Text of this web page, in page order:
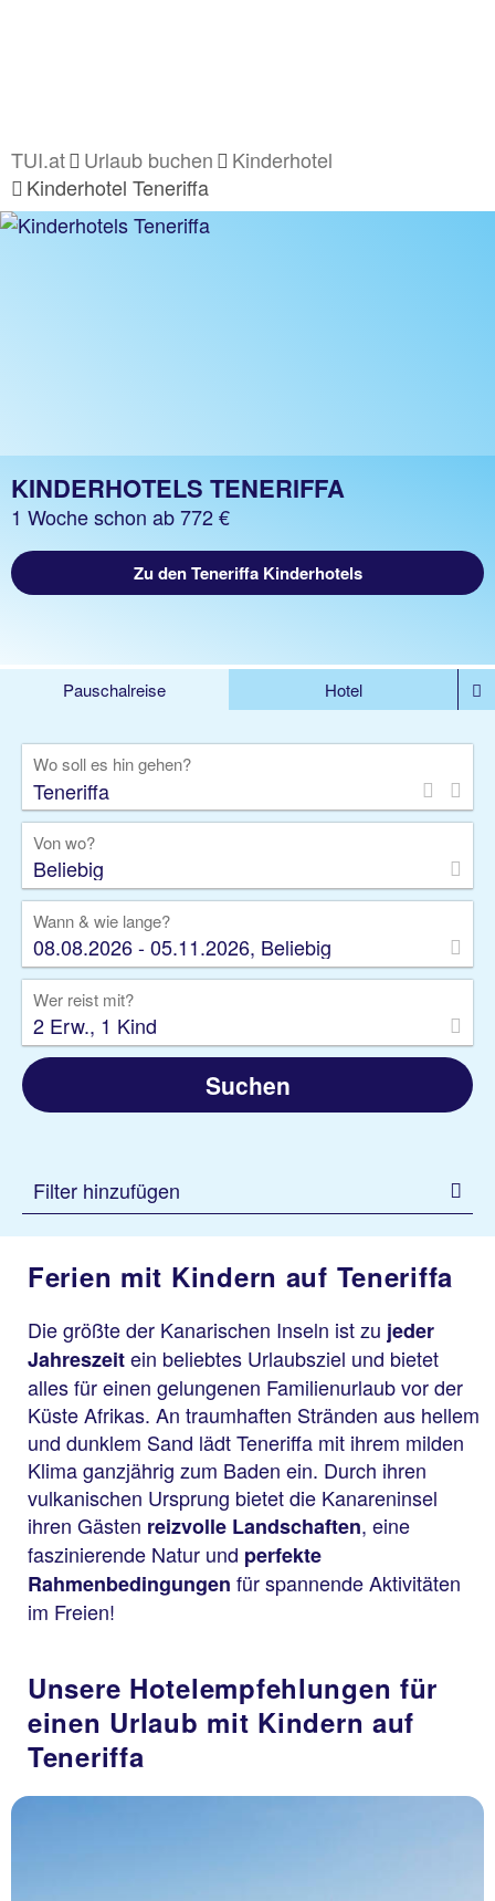
TUI.at Urlaub buchen
Kinderhotel
Kinderhotel Teneriffa
KINDERHOTELS TENERIFFA
1 Woche schon ab 772 €
Zu den Teneriffa Kinderhotels
Pauschalreise
Hotel
Rundreise
Kreuzfahrt
Gruppenreise
Camper Privattransfer
Wo soll es hin gehen?
Von wo?
Beliebig
Wann & wie lange?
08.08.2026 - 05.11.2026, Beliebig
Wer reist mit?
2 Erw., 1 Kind
Suchen
Filter hinzufügen
Ferien mit Kindern auf Teneriffa
Die größte der Kanarischen Inseln ist zu jeder
Jahreszeitein beliebtes Urlaubsziel und bietet
alles für einen gelungenen Familienurlaub vor der
Küste Afrikas. An traumhaften Stränden aus hellem
und dunklem Sand lädt Teneriffa mit ihrem milden
Klima ganzjährig zum Baden ein. Durch ihren
vulkanischen Ursprung bietet die Kanareninsel
ihren Gästen reizvolle Landschaften, eine
faszinierende Natur und perfekte
Rahmenbedingungen für spannende Aktivitäten
im Freien!
Unsere Hotelempfehlungen für
einen Urlaub mit Kindern auf
Teneriffa